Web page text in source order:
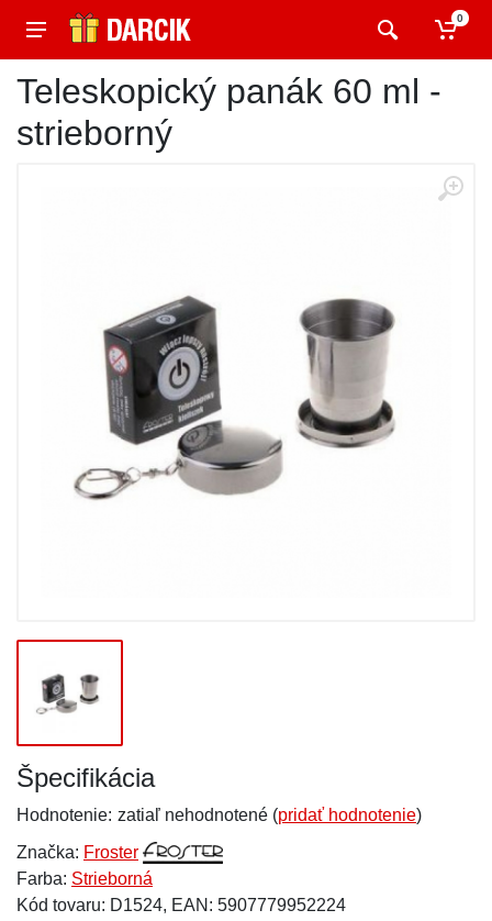
0
Teleskopický panák 60 ml -
strieborný
Špecifikácia
Hodnotenie: zatiaľ nehodnotené (pridať hodnotenie)
Značka: Froster
Farba: Strieborná
Kód tovaru: D1524, EAN: 5907779952224